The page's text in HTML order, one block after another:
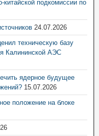
китайской подкомиссии по
24.07.2026
техническую базу
Калининской АЭС
ядерное будущее
15.07.2026
положение на блоке